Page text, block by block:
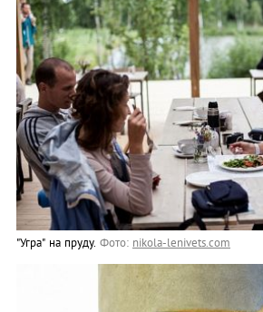
"Угра" на пруду. Фото: nikola-lenivets.com